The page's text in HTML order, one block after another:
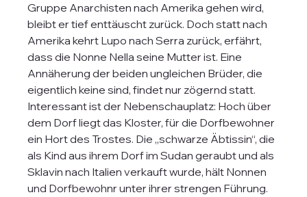
Gruppe Anarchisten nach Amerika gehen wird,
bleibt er tief enttäuscht zurück. Doch statt nach
Amerika kehrt Lupo nach Serra zurück, erfährt,
dass die Nonne Nella seine Mutter ist. Eine
Annäherung der beiden ungleichen Brüder, die
eigentlich keine sind, findet nur zögernd statt.
Interessant ist der Nebenschauplatz: Hoch über
dem Dorf liegt das Kloster, für die Dorfbewohner
ein Hort des Trostes. Die „schwarze Äbtissin“, die
als Kind aus ihrem Dorf im Sudan geraubt und als
Sklavin nach Italien verkauft wurde, hält Nonnen
und Dorfbewohnr unter ihrer strengen Führung.